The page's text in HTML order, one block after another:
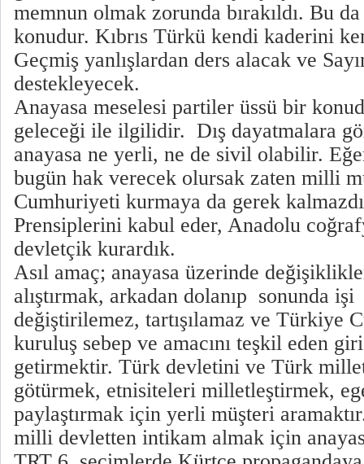
memnun olmak zorunda bırakıldı. Bu
konudur. Kıbrıs Türkü kendi kaderini
Geçmiş yanlışlardan ders alacak ve
destekleyecek.
Anayasa meselesi partiler üssü bir
geleceği ile ilgilidir. Dış dayatmalara
anayasa ne yerli, ne de sivil olabilir.
bugün hak verecek olursak zaten milli
Cumhuriyeti kurmaya da gerek
Prensiplerini kabul eder, Anadolu
devletçik kurardık.
Asıl amaç; anayasa üzerinde
alıştırmak, arkadan dolanıp sonunda işi
değiştirilemez, tartışılamaz ve Türkiye
kuruluş sebep ve amacını teşkil eden
getirmektir. Türk devletini ve Türk
götürmek, etnisiteleri milletleştirmek,
paylaştırmak için yerli müşteri
milli devletten intikam almak için